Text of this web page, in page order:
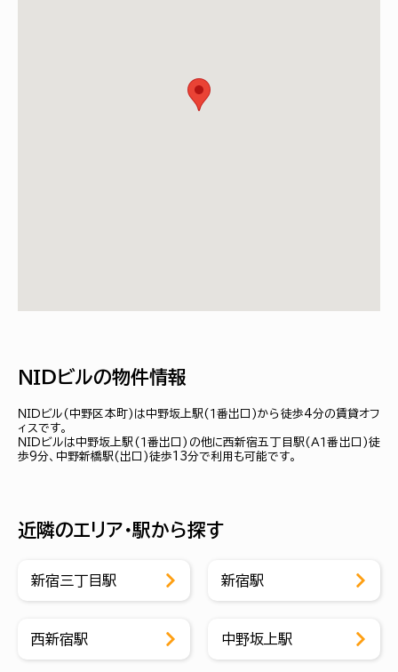
ＮＩＤビルの物件情報
ＮＩＤビル(中野区本町)は中野坂上駅(１番出口)から徒歩4分の賃貸オフ
ィスです。
ＮＩＤビルは中野坂上駅(１番出口)の他に西新宿五丁目駅(Ａ１番出口)徒
歩9分、中野新橋駅(出口)徒歩13分で利用も可能です。
近隣のエリア・駅から探す
新宿三丁目駅 新宿駅
西新宿駅 中野坂上駅